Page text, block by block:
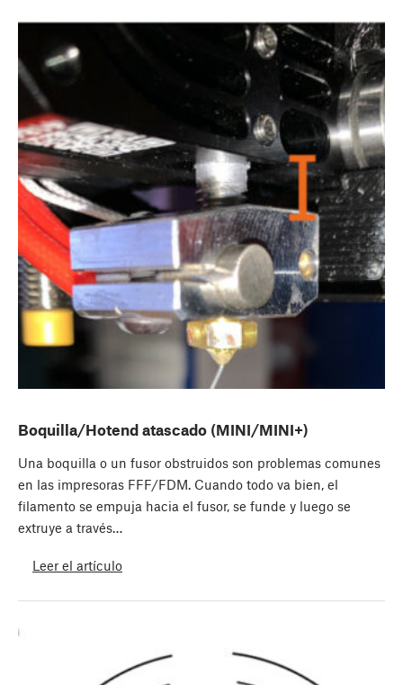
Boquilla/Hotend atascado (MINI/MINI+)
Una boquilla o un fusor obstruidos son problemas comunes
en las impresoras FFF/FDM. Cuando todo va bien, el
filamento se empuja hacia el fusor, se funde y luego se
extruye a través…
Leer el artículo